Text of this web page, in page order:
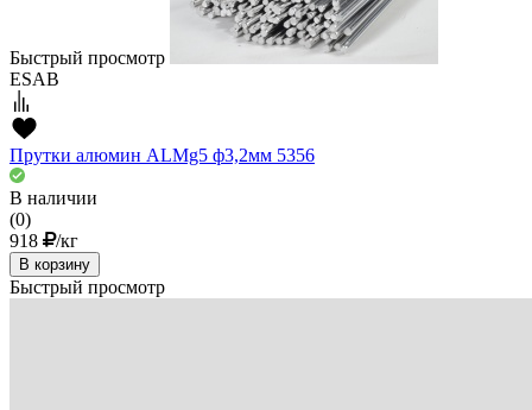
Быстрый просмотр
ESAB
Прутки алюмин ALMg5 ф3,2мм 5356
В наличии
(0)
918
/кг
В корзину
Быстрый просмотр